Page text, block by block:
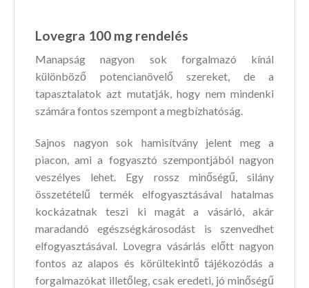
Lovegra 100 mg rendelés
Manapság nagyon sok forgalmazó kínál
különböző potencianövelő szereket, de a
tapasztalatok azt mutatják, hogy nem mindenki
számára fontos szempont a megbízhatóság.
Sajnos nagyon sok hamisítvány jelent meg a
piacon, ami a fogyasztó szempontjából nagyon
veszélyes lehet. Egy rossz minőségű, silány
összetételű termék elfogyasztásával hatalmas
kockázatnak teszi ki magát a vásárló, akár
maradandó egészségkárosodást is szenvedhet
elfogyasztásával. Lovegra vásárlás előtt nagyon
fontos az alapos és körültekintő tájékozódás a
forgalmazókat illetőleg, csak eredeti, jó minőségű